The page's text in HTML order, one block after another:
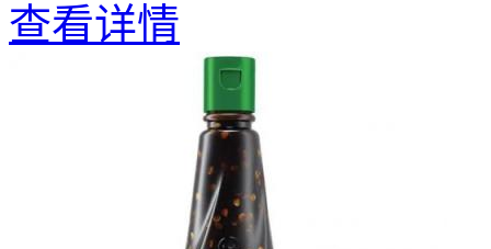
查看详情